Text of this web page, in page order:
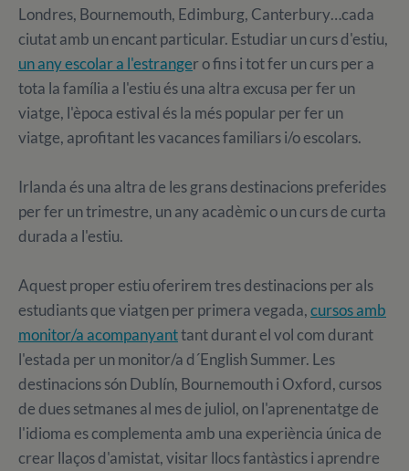
Londres, Bournemouth, Edimburg, Canterbury…cada
ciutat amb un encant particular. Estudiar un curs d'estiu,
un any escolar a l'estranger o fins i tot fer un curs per a
tota la família a l'estiu és una altra excusa per fer un
viatge, l'època estival és la més popular per fer un
viatge, aprofitant les vacances familiars i/o escolars.
Irlanda és una altra de les grans destinacions preferides
per fer un trimestre, un any acadèmic o un curs de curta
durada a l'estiu.
Aquest proper estiu oferirem tres destinacions per als
estudiants que viatgen per primera vegada,cursos amb
monitor/a acompanyanttant durant el vol com durant
l'estada per un monitor/a d´English Summer. Les
destinacions són Dublín, Bournemouth i Oxford, cursos
de dues setmanes al mes de juliol, on l'aprenentatge de
l'idioma es complementa amb una experiència única de
crear llaços d'amistat, visitar llocs fantàstics i aprendre